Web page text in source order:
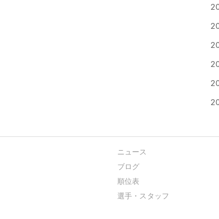
ニュース
ブログ
順位表
選手・スタッフ